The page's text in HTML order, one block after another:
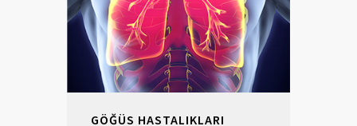
GÖĞÜS HASTALIKLARI